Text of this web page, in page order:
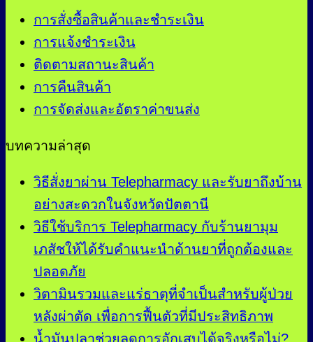
การสั่งซื้อสินค้าและชำระเงิน
การแจ้งชำระเงิน
ติดตามสถานะสินค้า
การคืนสินค้า
การจัดส่งและอัตราค่าขนส่ง
บทความล่าสุด
วิธีสั่งยาผ่าน Telepharmacy และรับยาถึงบ้าน
อย่างสะดวกในจังหวัดปัตตานี
วิธีใช้บริการ Telepharmacy กับร้านยามุม
เภสัชให้ได้รับคำแนะนำด้านยาที่ถูกต้องและ
ปลอดภัย
วิตามินรวมและแร่ธาตุที่จำเป็นสำหรับผู้ป่วย
หลังผ่าตัด เพื่อการฟื้นตัวที่มีประสิทธิภาพ
น้ำมันปลาช่วยลดการอักเสบได้จริงหรือไม่?